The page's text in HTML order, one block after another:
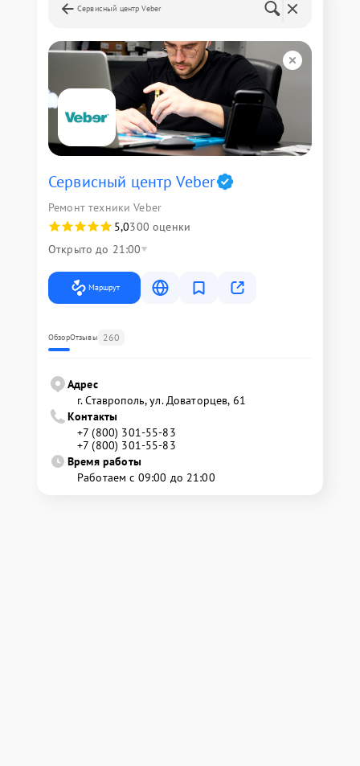
Сервисный центр Veber
Сервисный центр Veber
Ремонт техники Veber
5,0300 оценки
Открыто до 21:00
Маршрут
ОбзорОтзывы 260
Адрес
г. Ставрополь, ул. Доваторцев, 61
Контакты
+7 (800) 301-55-83
+7 (800) 301-55-83
Время работы
Работаем с 09:00 до 21:00